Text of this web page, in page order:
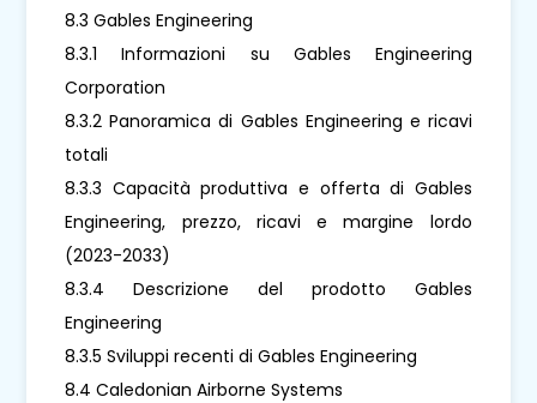
8.3 Gables Engineering
8.3.1 Informazioni su Gables Engineering
Corporation
8.3.2 Panoramica di Gables Engineering e ricavi
totali
8.3.3 Capacità produttiva e offerta di Gables
Engineering, prezzo, ricavi e margine lordo
(2023-2033)
8.3.4 Descrizione del prodotto Gables
Engineering
8.3.5 Sviluppi recenti di Gables Engineering
8.4 Caledonian Airborne Systems